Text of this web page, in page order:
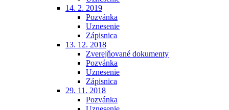
14. 2. 2019
Pozvánka
Uznesenie
Zápisnica
13. 12. 2018
Zverejňované dokumenty
Pozvánka
Uznesenie
Zápisnica
29. 11. 2018
Pozvánka